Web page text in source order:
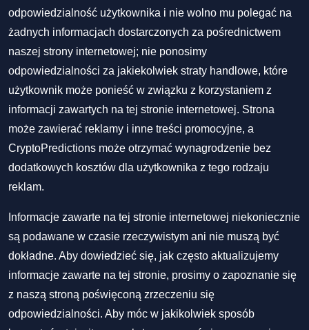
odpowiedzialność użytkownika i nie wolno mu polegać na
żadnych informacjach dostarczonych za pośrednictwem
naszej strony internetowej; nie ponosimy
odpowiedzialności za jakiekolwiek straty handlowe, które
użytkownik może ponieść w związku z korzystaniem z
informacji zawartych na tej stronie internetowej. Strona
może zawierać reklamy i inne treści promocyjne, a
CryptoPredictions może otrzymać wynagrodzenie bez
dodatkowych kosztów dla użytkownika z tego rodzaju
reklam.
Informacje zawarte na tej stronie internetowej niekoniecznie
są podawane w czasie rzeczywistym ani nie muszą być
dokładne. Aby dowiedzieć się, jak często aktualizujemy
informacje zawarte na tej stronie, prosimy o zapoznanie się
z naszą stroną poświęconą zrzeczeniu się
odpowiedzialności. Aby móc w jakikolwiek sposób